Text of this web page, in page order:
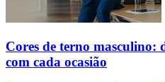
Cores de terno masculino:
com cada ocasião